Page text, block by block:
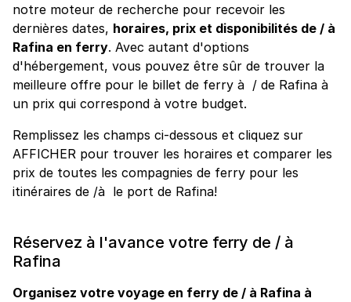
notre moteur de recherche pour recevoir les
dernières dates, horaires, prix et disponibilités de / à
Rafina en ferry. Avec autant d'options
d'hébergement, vous pouvez être sûr de trouver la
meilleure offre pour le billet de ferry à / de Rafina à
un prix qui correspond à votre budget.
Remplissez les champs ci-dessous et cliquez sur
AFFICHER pour trouver les horaires et comparer les
prix de toutes les compagnies de ferry pour les
itinéraires de /à le port de Rafina!
Réservez à l'avance votre ferry de / à
Rafina
Organisez votre voyage en ferry de / à Rafina à